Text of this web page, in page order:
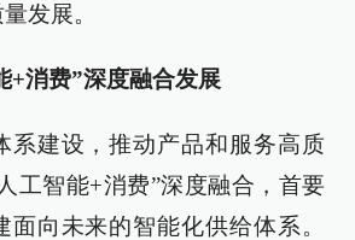
发展。
+消费”深度融合发展
系建设，推动产品和服务高质
工智能+消费”深度融合，首要
面向未来的智能化供给体系。